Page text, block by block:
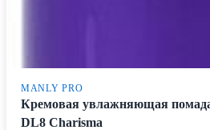
MANLY PRO
Кремовая увлажняющая
DL8 Charisma